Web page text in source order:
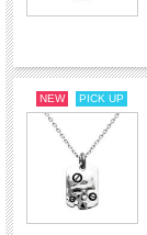
NEW PICK UP